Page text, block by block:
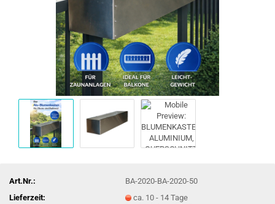
Art.Nr.:
BA-2020-BA-2020-50
Lieferzeit:
ca. 10 - 14 Tage